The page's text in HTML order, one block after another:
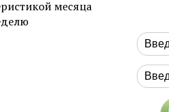
месяца